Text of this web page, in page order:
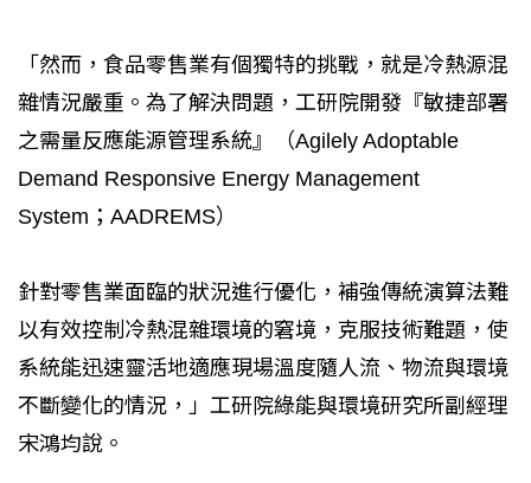
「然而，食品零售業有個獨特的挑戰，就是冷熱源混
雜情況嚴重。為了解決問題，工研院開發『敏捷部署
之需量反應能源管理系統』（Agilely Adoptable
Demand Responsive Energy Management
System；AADREMS）
針對零售業面臨的狀況進行優化，補強傳統演算法難
以有效控制冷熱混雜環境的窘境，克服技術難題，使
系統能迅速靈活地適應現場溫度隨人流、物流與環境
不斷變化的情況，」工研院綠能與環境研究所副經理
宋鴻均說。